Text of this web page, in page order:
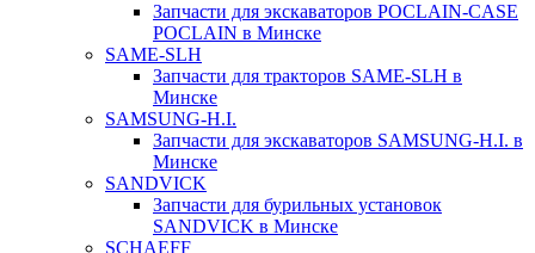
Запчасти для экскаваторов POCLAIN-CASE
POCLAIN в Минске
SAME-SLH
Запчасти для тракторов SAME-SLH в
Минске
SAMSUNG-H.I.
Запчасти для экскаваторов SAMSUNG-H.I. в
Минске
SANDVICK
Запчасти для бурильных установок
SANDVICK в Минске
SCHAEFF